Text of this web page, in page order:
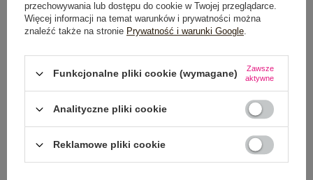
przechowywania lub dostępu do cookie w Twojej przeglądarce.
Więcej informacji na temat warunków i prywatności można
znaleźć także na stronie Prywatność i warunki Google.
Funkcjonalne pliki cookie (wymagane)
Zawsze
aktywne
Analityczne pliki cookie
Reklamowe pliki cookie